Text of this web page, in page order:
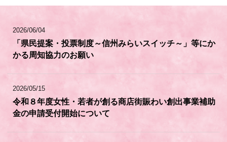
2026/06/04
「県民提案・投票制度～信州みらいスイッチ～」等にか
かる周知協力のお願い
2026/05/15
令和８年度女性・若者が創る商店街賑わい創出事業補助
金の申請受付開始について